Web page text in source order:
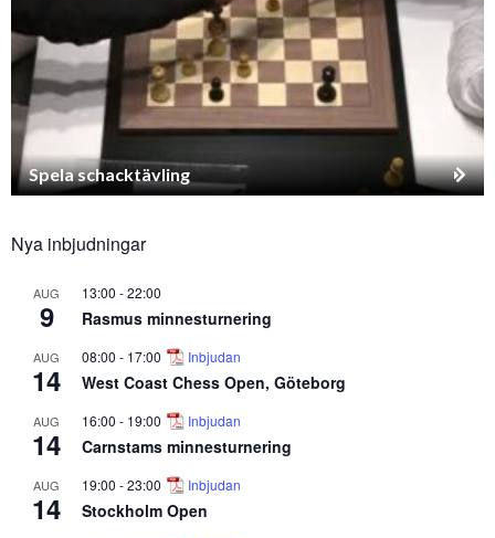
Spela schacktävling
Nya inbjudningar
AUG
9
13:00 -22:00
Rasmus minnesturnering
AUG
14
08:00 - 17:00 Inbjudan
West Coast Chess Open, Göteborg
AUG
14
16:00 - 19:00 Inbjudan
Carnstams minnesturnering
AUG
14
19:00 -23:00 Inbjudan
Stockholm Open